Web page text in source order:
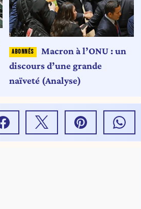
Macron à l’ONU : un
discours d’une grande
naïveté (Analyse)